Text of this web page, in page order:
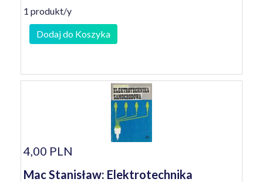
1 produkt/y
Dodaj do Koszyka
4,00 PLN
Mac Stanisław: Elektrotechnika